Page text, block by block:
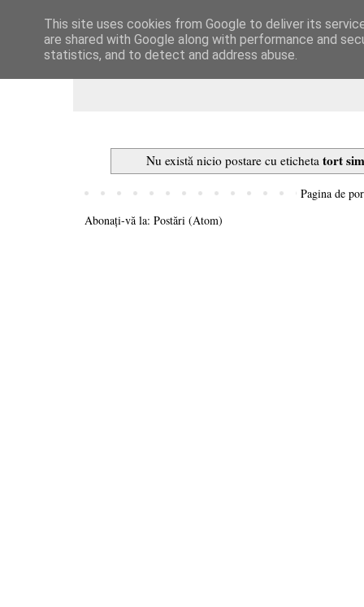
Dulcegarii culinare
Nu există nicio postare cu eticheta tort
Pagina de
Abonați-vă la: Postări (Atom)
This site uses cookies from Google to deliver its
are shared with Google along with performance and
statistics, and to detect and address abuse.